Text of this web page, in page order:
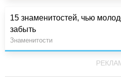
15 знаменитостей, чью
забыть
Знаменитости